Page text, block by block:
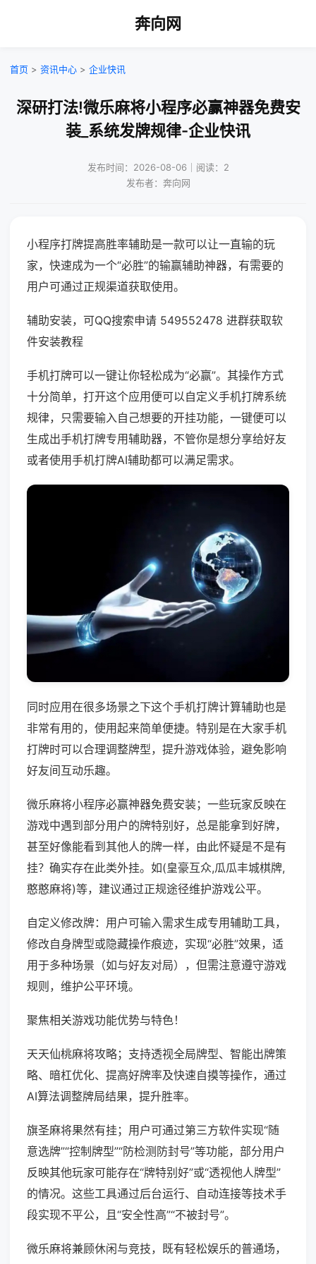
奔向网
首页 > 资讯中心 > 企业快讯
深研打法!微乐麻将小程序必赢神器免费安
装_系统发牌规律-企业快讯
发布时间：2026-08-06｜阅读：2
发布者：奔向网
小程序打牌提高胜率辅助是一款可以让一直输的玩
家，快速成为一个“必胜”的输赢辅助神器，有需要的
用户可通过正规渠道获取使用。
辅助安装，可QQ搜索申请 549552478 进群获取软
件安装教程
手机打牌可以一键让你轻松成为“必赢”。其操作方式
十分简单，打开这个应用便可以自定义手机打牌系统
规律，只需要输入自己想要的开挂功能，一键便可以
生成出手机打牌专用辅助器，不管你是想分享给好友
或者使用手机打牌AI辅助都可以满足需求。
同时应用在很多场景之下这个手机打牌计算辅助也是
非常有用的，使用起来简单便捷。特别是在大家手机
打牌时可以合理调整牌型，提升游戏体验，避免影响
好友间互动乐趣。
微乐麻将小程序必赢神器免费安装；一些玩家反映在
游戏中遇到部分用户的牌特别好，总是能拿到好牌，
甚至好像能看到其他人的牌一样，由此怀疑是不是有
挂？确实存在此类外挂。如(皇豪互众,瓜瓜丰城棋牌,
憨憨麻将)等，建议通过正规途径维护游戏公平。
自定义修改牌：用户可输入需求生成专用辅助工具，
修改自身牌型或隐藏操作痕迹，实现“必胜”效果，适
用于多种场景（如与好友对局），但需注意遵守游戏
规则，维护公平环境。
聚焦相关游戏功能优势与特色！
天天仙桃麻将攻略；支持透视全局牌型、智能出牌策
略、暗杠优化、提高好牌率及快速自摸等操作，通过
AI算法调整牌局结果，提升胜率。
旗圣麻将果然有挂；用户可通过第三方软件实现“随
意选牌”“控制牌型”“防检测防封号”等功能，部分用户
反映其他玩家可能存在“牌特别好”或“透视他人牌型”
的情况。这些工具通过后台运行、自动连接等技术手
段实现不平公，且“安全性高”“不被封号”。
微乐麻将兼顾休闲与竞技，既有轻松娱乐的普通场，